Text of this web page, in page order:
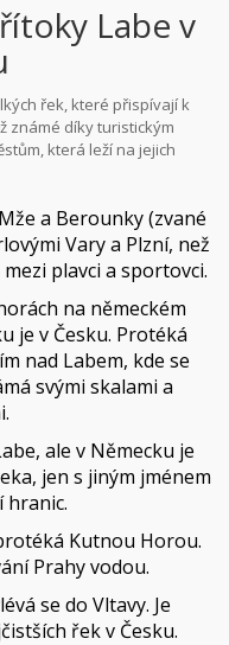
Labe v
řek, které přispívají k
známé díky turistickým
která leží na jejich
a Berounky (zvané
Vary a Plzní, než
plavci a sportovci.
na německém
je v Česku. Protéká
nad Labem, kde se
svými skalami a
ale v Německu je
jen s jiným jménem
hranic.
Kutnou Horou.
Prahy vodou.
se do Vltavy. Je
řek v Česku.